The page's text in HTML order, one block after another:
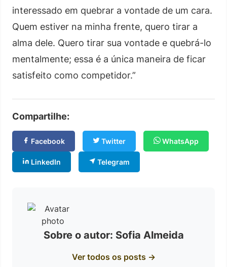
interessado em quebrar a vontade de um cara.
Quem estiver na minha frente, quero tirar a
alma dele. Quero tirar sua vontade e quebrá-lo
mentalmente; essa é a única maneira de ficar
satisfeito como competidor.”
Compartilhe:
Facebook Twitter WhatsApp
LinkedIn Telegram
Sobre o autor: Sofia Almeida
Ver todos os posts →